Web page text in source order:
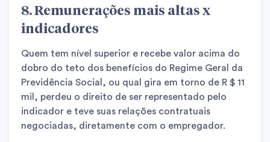
8. Remunerações mais altas x
indicadores
Quem tem nível superior e recebe valor acima do
dobro do teto dos benefícios do Regime Geral da
Previdência Social, ou qual gira em torno de R $ 11
mil, perdeu o direito de ser representado pelo
indicador e teve suas relações contratuais
negociadas, diretamente com o empregador.